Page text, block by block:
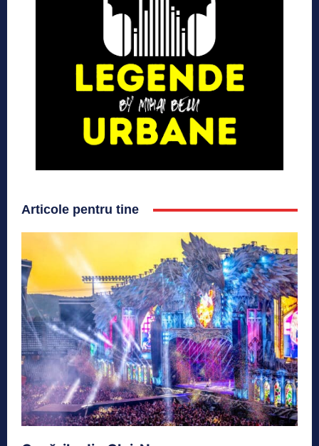
Articole pentru tine